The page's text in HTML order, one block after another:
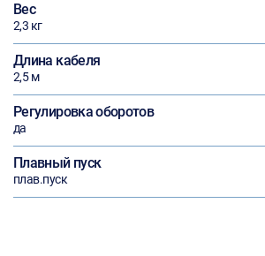
Вес
2,3 кг
Длина кабеля
2,5 м
Регулировка оборотов
да
Плавный пуск
плав.пуск